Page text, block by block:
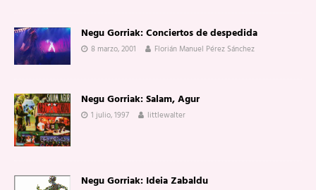
Negu Gorriak: Conciertos de despedida
8 marzo, 2001 Florián Manuel Pérez Sánchez
Negu Gorriak: Salam, Agur
1 julio, 1997 littlewalter
Negu Gorriak: Ideia Zabaldu